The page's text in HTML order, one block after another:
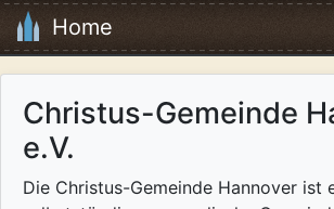
Home
Christus-Gemeinde
e.V.
Die Christus-Gemeinde Hannover ist